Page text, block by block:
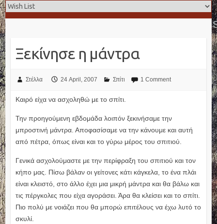
Ξεκίνησε η μάντρα
Στέλλα 24 April, 2007 Σπίτι 1 Comment
Καιρό είχα να ασχοληθώ με το σπίτι.
Την προηγούμενη εβδομάδα λοιπόν ξεκινήσαμε την
μπροστινή μάντρα. Αποφασίσαμε να την κάνουμε και αυτή
από πέτρα, όπως είναι και το γύρω μέρος του σπιτιού.
Γενικά ασχολούμαστε με την περίφραξη του σπιτιού και τον
κήπο μας. Πίσω βάλαν οι γείτονες κάτι κάγκελα, το ένα πλάι
είναι κλειστό, στο άλλο έχει μια μικρή μάντρα και θα βάλω και
τις πέργκολες που είχα αγοράσει. Άρα θα κλείσει και το σπίτι.
Πιο πολύ με νοιάζει που θα μπορώ επιτέλους να έχω λυτό το
σκυλί.